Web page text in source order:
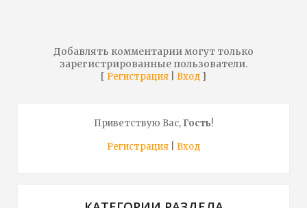
Добавлять комментарии могут только
зарегистрированные пользователи.
[ Регистрация Вход ]
Приветствую Вас,Гость!
Регистрация
Вход